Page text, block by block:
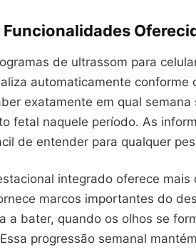
de ultrassom para
automaticamente conforme
exatamente em qual
fetal naquele período. As
de entender para qualquer
integrado oferece
marcos importantes do
a bater, quando os olhos se
progressão semanal